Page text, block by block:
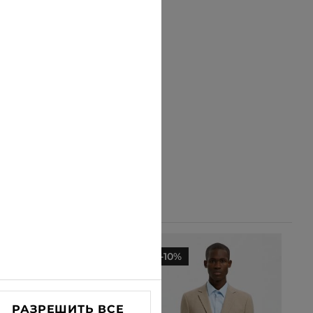
-10%
РАЗРЕШИТЬ ВСЕ